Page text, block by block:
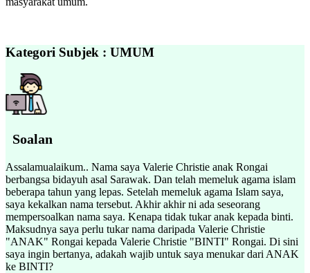
Kategori Subjek : UMUM
Soalan
Assalamualaikum.. Nama saya Valerie Christie anak Rongai
berbangsa bidayuh asal Sarawak. Dan telah memeluk agama islam
beberapa tahun yang lepas. Setelah memeluk agama Islam saya,
saya kekalkan nama tersebut. Akhir akhir ni ada seseorang
mempersoalkan nama saya. Kenapa tidak tukar anak kepada binti.
Maksudnya saya perlu tukar nama daripada Valerie Christie
"ANAK" Rongai kepada Valerie Christie "BINTI" Rongai. Di sini
saya ingin bertanya, adakah wajib untuk saya menukar dari ANAK
ke BINTI?